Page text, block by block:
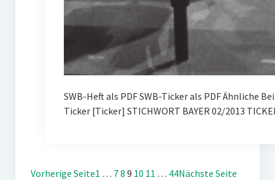
SWB-Heft als PDF SWB-Ticker als PDF Ähnliche
Ticker [Ticker] STICHWORT BAYER 02/2013
Vorherige Seite1 … 78 9 10 11 … 44Nächste Seite